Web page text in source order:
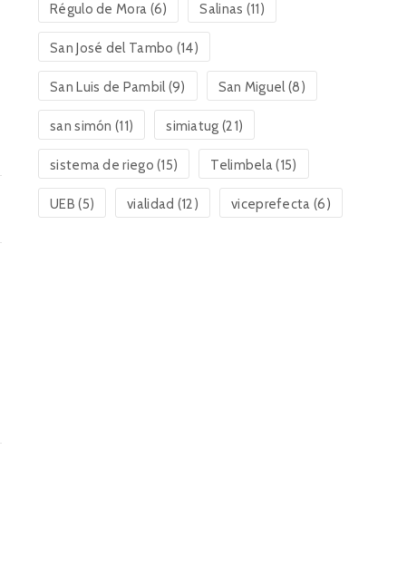
Régulo de Mora (6) Salinas (11)
San José del Tambo (14)
San Luis de Pambil(9) San Miguel(8)
san simón (11) simiatug (21)
sistema de riego (15) Telimbela(15)
UEB (5) vialidad (12) viceprefecta (6)